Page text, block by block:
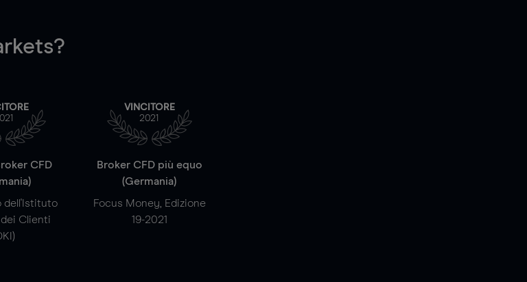
CFD
dell'Istituto
Clienti
VINCITORE
2021
Broker CFD più equo
(Germania)
Focus Money, Edizione
19-2021